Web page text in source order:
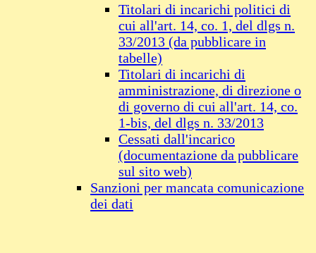
Titolari di incarichi politici di
cui all'art. 14, co. 1, del dlgs n.
33/2013 (da pubblicare in
tabelle)
Titolari di incarichi di
amministrazione, di direzione o
di governo di cui all'art. 14, co.
1-bis, del dlgs n. 33/2013
Cessati dall'incarico
(documentazione da pubblicare
sul sito web)
Sanzioni per mancata comunicazione
dei dati